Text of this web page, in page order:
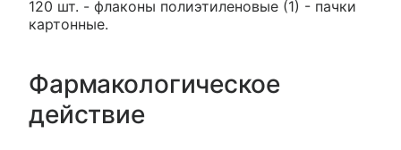
120 шт. - флаконы полиэтиленовые (1) - пачки
картонные.
Фармакологическое
действие